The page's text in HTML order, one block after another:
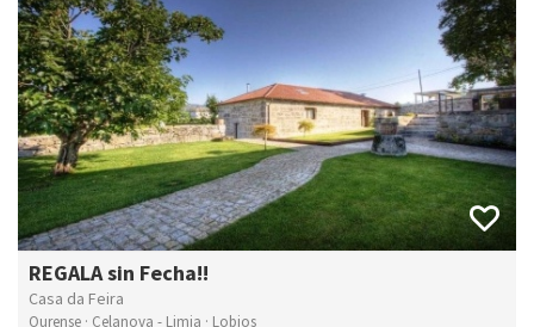
REGALA sin Fecha!!
Casa da Feira
Ourense · Celanova - Limia · Lobios